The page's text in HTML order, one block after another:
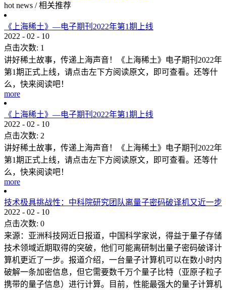
hot news / 相关推荐
《上海稀土》—电子期刊2022年第1期上线
2022 - 02 - 10
点击次数: 1
讲好稀土故事，传递上海声音！《上海稀土》电子期刊2022年
第1期正式上线，请点击左下方阅读原文，即可查看。还等什
么，快来阅读吧！
more
《上海稀土》—电子期刊2022年第1期上线
2022 - 02 - 10
点击次数: 2
讲好稀土故事，传递上海声音！《上海稀土》电子期刊2022年
第1期正式上线，请点击左下方阅读原文，即可查看。还等什
么，快来阅读吧！
more
技术极具挑战性：中科院研究团队离量子密码破译机又近一步
2022 - 02 - 10
点击次数: 0
来源：亚洲科技网近日报道，中国科学家说，得益于量子存储
技术领域近期取得的突破，他们可能离研制出量子密码破译计
算机更近了一步。报道介绍，一台量子计算机可以在数小时内
破解一条加密信息，但它需要数千万个量子比特（亚原子粒子
携带的量子信息）进行计算。目前，性能最强大的量子计算机